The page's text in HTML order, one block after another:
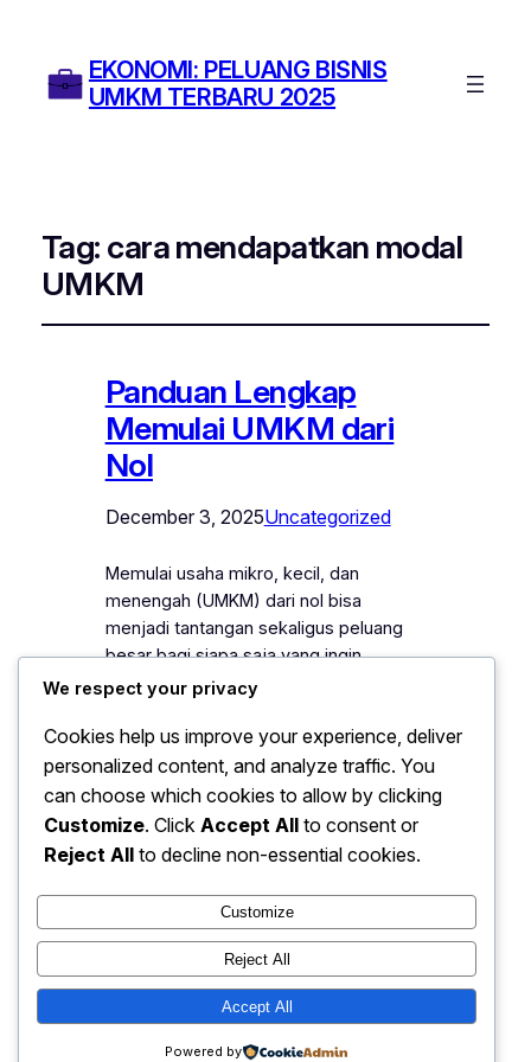
EKONOMI: PELUANG BISNIS
UMKM TERBARU 2025
Tag: cara mendapatkan modal
UMKM
Panduan Lengkap
Memulai UMKM dari
Nol
December 3, 2025Uncategorized
Memulai usaha mikro, kecil, dan
menengah (UMKM) dari nol bisa
menjadi tantangan sekaligus peluang
besar bagi siapa saja yang ingin
membangun bisnis mandiri. Dengan
matang, dan konsistensi dalam
menjalankan usaha, UMKM bisa
berkembang pesat bahkan di tengah
persaingan ketat. Artikel ini akan
memberikan panduan lengkap bagi
Ekonomi: Peluang Bisnis UMKM
Terbaru 2025
Instagram
X
We respect your privacy
Cookies help us improve your experience, deliver
personalized content, and analyze traffic. You
can choose which cookies to allow by clicking
Customize. Click Accept All to consent or
Reject All to decline non-essential cookies.
Customize
Reject All
Accept All
Powered by